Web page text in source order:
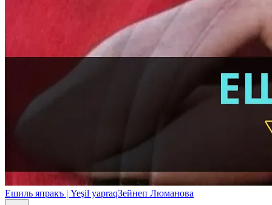
Ешиль япракъ | Yeşil yapraqЗейнеп Люманова